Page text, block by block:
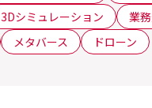
3Dシミュレーション
業
メタバース ドローン